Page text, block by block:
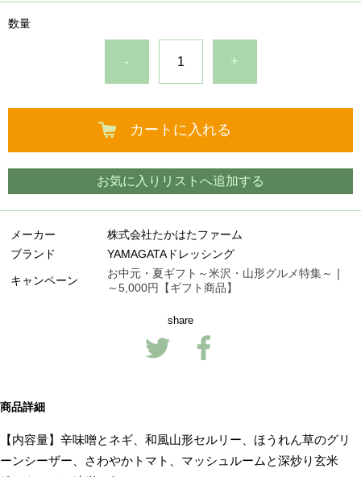
数量
- +
カートに入れる
お気に入りリストへ追加する
メーカー
株式会社たかはたファーム
ブランド
YAMAGATAドレッシング
キャンペーン
お中元・夏ギフト～米沢・山形グルメ特集～ ｜
～5,000円【ギフト商品】
share
商品詳細
【内容量】辛味噌とネギ、和風山形セルリー、ほうれん草のグリ
ーンシーザー、さわやかトマト、マッシュルームと深炒り玄米